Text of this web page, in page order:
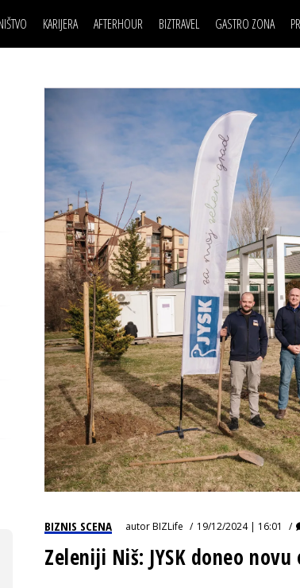
KARIJERA
USAVRŠAVANJE
KNOW-HOW
AFTERHOUR
AUTO SVET
STIL
WELLBEING
BIZTRAVEL GASTRO ZONA
POSAO
MOJ UGAO
KNOW-HOW
FILM I SCENA
AUTO SVET
WELLBEING
BIZNIS SCENA autorBIZLife 19/12/2024 | 16:01
Zeleniji Niš: JYSK doneo